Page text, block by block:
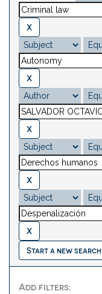
Start a new search
Add filters: